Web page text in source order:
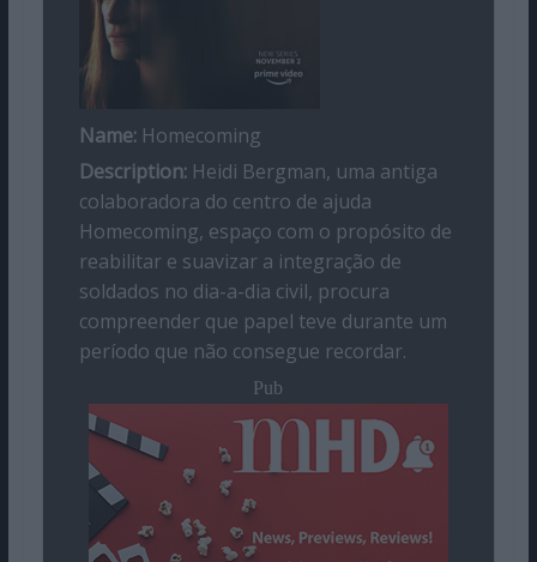
Name:Homecoming
Description:Heidi Bergman, uma antiga
colaboradora do centro de ajuda
Homecoming, espaço com o propósito de
reabilitar e suavizar a integração de
soldados no dia-a-dia civil, procura
compreender que papel teve durante um
período que não consegue recordar.
Pub